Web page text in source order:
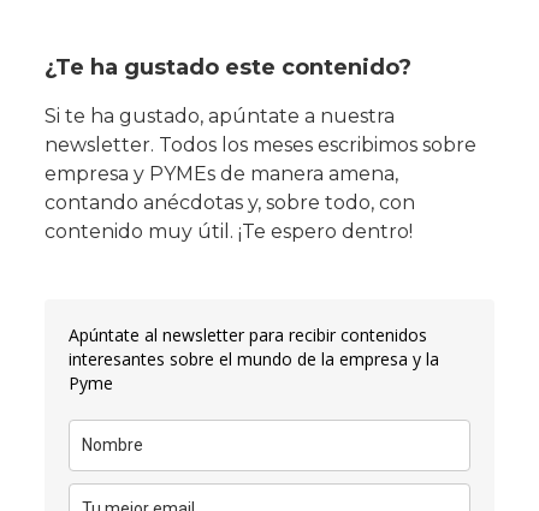
¿Te ha gustado este contenido?
Si te ha gustado, apúntate a nuestra
newsletter. Todos los meses escribimos sobre
empresa y PYMEs de manera amena,
contando anécdotas y, sobre todo, con
contenido muy útil. ¡Te espero dentro!
Apúntate al newsletter para recibir contenidos
interesantes sobre el mundo de la empresa y la
Pyme